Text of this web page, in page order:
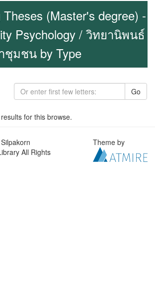
Theses (Master's degree) -
Psychology / วิทยานิพนธ์
ชุมชน by Type
Go
for this browse.
All Rights
Theme by